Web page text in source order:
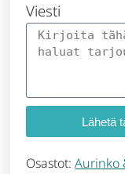
Viesti
Lähetä
Osastot:Aurinko